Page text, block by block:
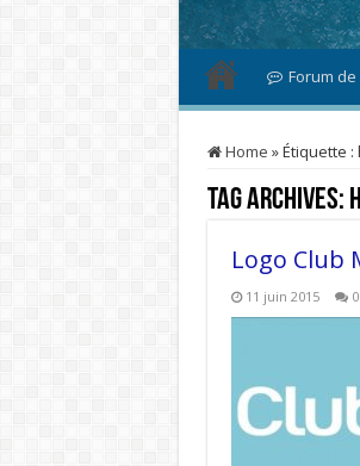
Forum
Home »Étiquette :
Tag Archives:
Logo Club
11 juin 2015 0